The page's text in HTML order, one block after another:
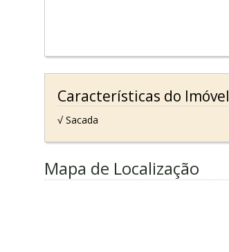
Características do Imóvel
√ Sacada
Mapa de Localização